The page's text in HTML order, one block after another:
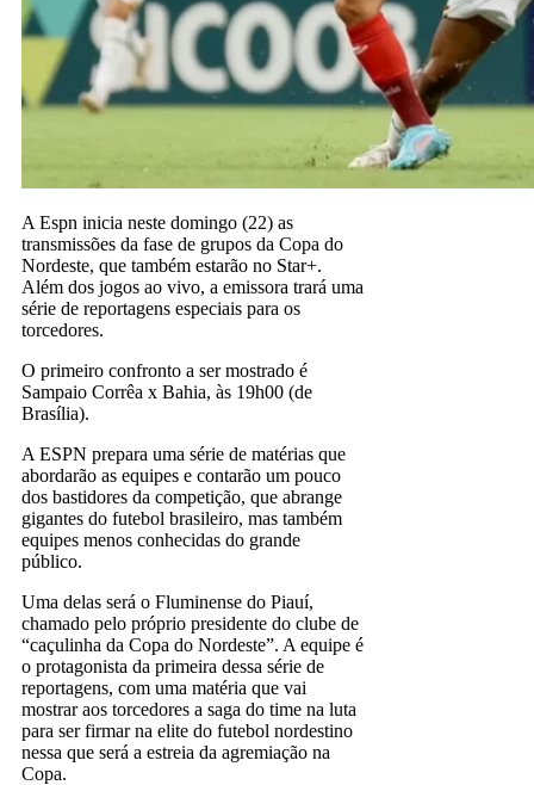
A Espn inicia neste domingo (22) as
transmissões da fase de grupos da Copa do
Nordeste, que também estarão no Star+.
Além dos jogos ao vivo, a emissora trará uma
série de reportagens especiais para os
torcedores.
O primeiro confronto a ser mostrado é
Sampaio Corrêa x Bahia, às 19h00 (de
Brasília).
A ESPN prepara uma série de matérias que
abordarão as equipes e contarão um pouco
dos bastidores da competição, que abrange
gigantes do futebol brasileiro, mas também
equipes menos conhecidas do grande
público.
Uma delas será o Fluminense do Piauí,
chamado pelo próprio presidente do clube de
“caçulinha da Copa do Nordeste”. A equipe é
o protagonista da primeira dessa série de
reportagens, com uma matéria que vai
mostrar aos torcedores a saga do time na luta
para ser firmar na elite do futebol nordestino
nessa que será a estreia da agremiação na
Copa.